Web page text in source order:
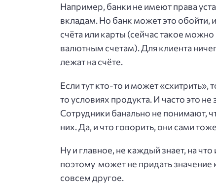
Например, банки не имеют права
вкладам. Но банк может это обойти,
счёта или карты (сейчас такое
валютным счетам). Для клиента
лежат на счёте.
Если тут кто-то и может «схитрить»,
то условиях продукта. И часто это
Сотрудники банально не понимают,
них. Да, и что говорить, они сами
Ну и главное, не каждый знает, на
поэтому может не придать значение
совсем другое.